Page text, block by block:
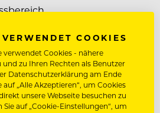
auf Massagen, Kosmetik,
COOKIES
verwendet Cookies - nähere
zu Ihren Rechten als Benutzer
Datenschutzerklärung am Ende
auf „Alle Akzeptieren“, um Cookies
unsere Webseite besuchen zu
auf „Cookie-Einstellungen“, um